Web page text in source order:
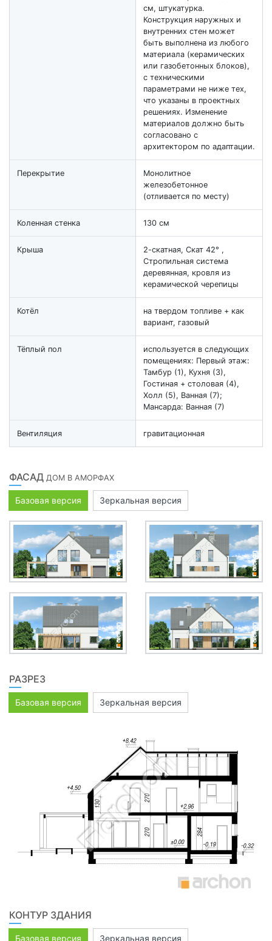
см, штукатурка.
Конструкция наружных и
внутренних стен может
быть выполнена из любого
материала (керамических
или газобетонных блоков),
с техническими
параметрами не ниже тех,
что указаны в проектных
решениях. Изменение
материалов должно быть
согласовано с
архитектором по адаптации.
Перекрытие
Монолитное
железобетонное
(отливается по месту)
Коленная стенка 130 см
Крыша
2-скатная, Скат 42° ,
Стропильная система
деревянная, кровля из
керамической черепицы
Котёл
на твердом топливе + как
вариант, газовый
Тёплый пол
используется в следующих
помещениях: Первый этаж:
Тамбур (1), Кухня (3),
Гостиная + столовая (4),
Холл (5), Ванная (7);
Мансарда: Ванная (7)
Вентиляция гравитационная
ФАСАД ДОМ В АМОРФАХ
Базовая версия Зеркальная версия
РАЗРЕЗ
Базовая версия Зеркальная версия
КОНТУР ЗДАНИЯ
Базовая версия Зеркальная версия